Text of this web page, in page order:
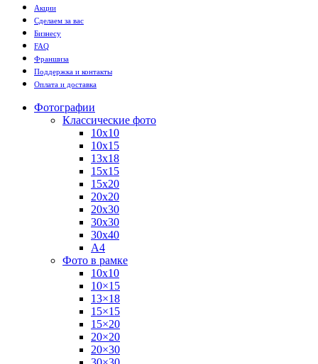
Акции
Сделаем за вас
Бизнесу
FAQ
Франшиза
Поддержка и контакты
Оплата и доставка
Фотографии
Классические фото
10х10
10х15
13х18
15х15
15х20
20х20
20х30
30х30
30х40
А4
Фото в рамке
10х10
10×15
13×18
15×15
15×20
20×20
20×30